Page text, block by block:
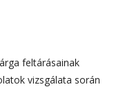
feltárásainak
vizsgálata során